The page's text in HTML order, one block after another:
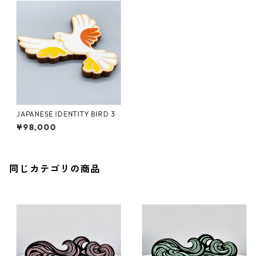
JAPANESE IDENTITY BIRD 3
¥98,000
同じカテゴリの商品